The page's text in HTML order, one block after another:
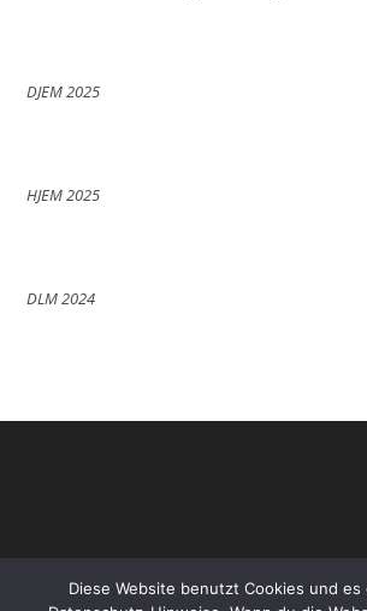
DJEM 2025
HJEM 2025
DLM 2024
Diese Website benutzt Cookies und